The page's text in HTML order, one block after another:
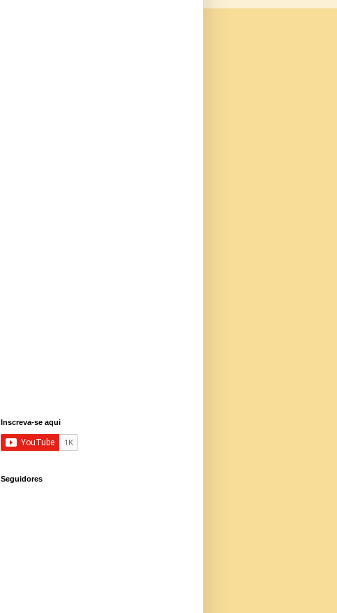
Inscreva-se aqui
Seguidores